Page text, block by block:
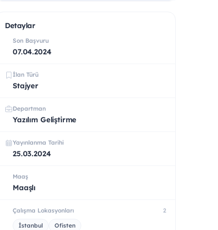
Detaylar
Son Başvuru
07.04.2024
İlan Türü
Stajyer
Departman
Yazılım Geliştirme
Yayınlanma Tarihi
25.03.2024
Maaş
Maaşlı
Çalışma Lokasyonları 2
İstanbul Ofisten